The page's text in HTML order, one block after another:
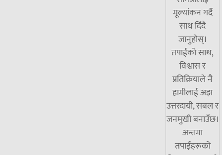
मूल्यांकन गर्दै
साथ दिँदै
जानुहोस्।
तपाईंको साथ,
विश्वास र
प्रतिक्रियाले नै
हामीलाई अझ
उत्तरदायी, सबल र
जनमुखी बनाउँछ।
अन्तमा
तपाईंहरूको